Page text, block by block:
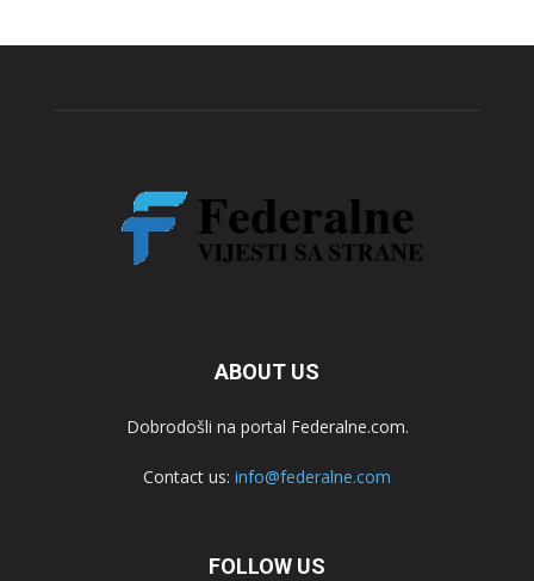
ABOUT US
Dobrodošli na portal Federalne.com.
Contact us: info@federalne.com
FOLLOW US